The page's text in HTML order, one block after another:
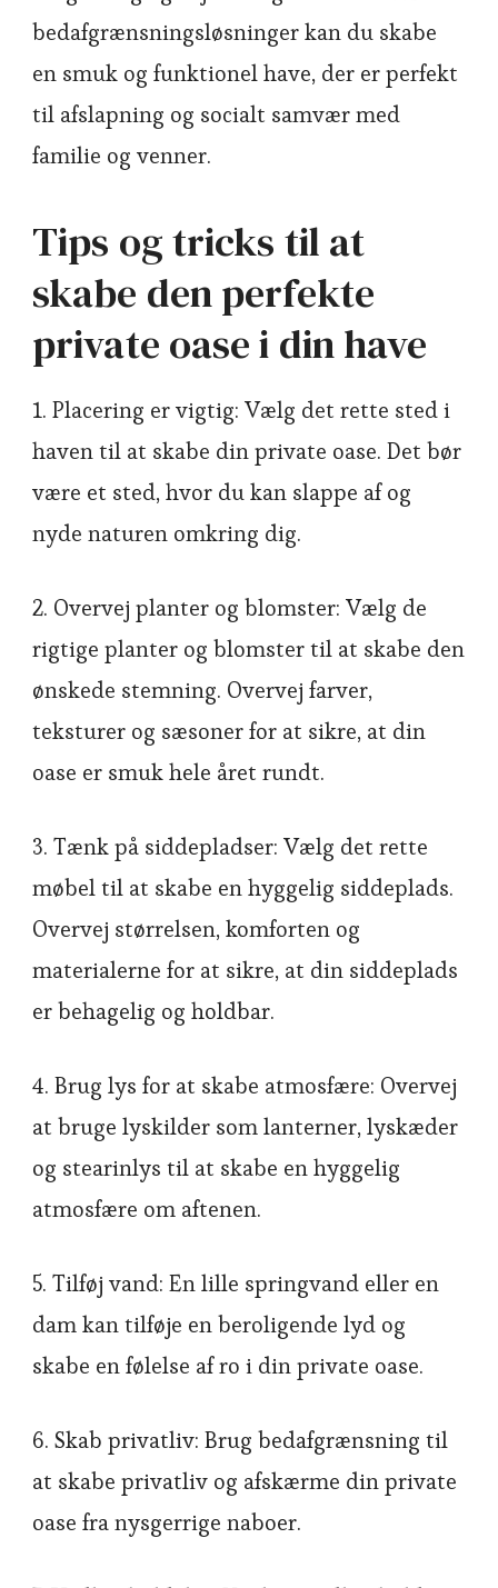
bedafgrænsningsløsninger kan du skabe
en smuk og funktionel have, der er perfekt
til afslapning og socialt samvær med
familie og venner.
Tips og tricks til at
skabe den perfekte
private oase i din have
1. Placering er vigtig: Vælg det rette sted i
haven til at skabe din private oase. Det bør
være et sted, hvor du kan slappe af og
nyde naturen omkring dig.
2. Overvej planter og blomster: Vælg de
rigtige planter og blomster til at skabe den
ønskede stemning. Overvej farver,
teksturer og sæsoner for at sikre, at din
oase er smuk hele året rundt.
3. Tænk på siddepladser: Vælg det rette
møbel til at skabe en hyggelig siddeplads.
Overvej størrelsen, komforten og
materialerne for at sikre, at din siddeplads
er behagelig og holdbar.
4. Brug lys for at skabe atmosfære: Overvej
at bruge lyskilder som lanterner, lyskæder
og stearinlys til at skabe en hyggelig
atmosfære om aftenen.
5. Tilføj vand: En lille springvand eller en
dam kan tilføje en beroligende lyd og
skabe en følelse af ro i din private oase.
6. Skab privatliv: Brug bedafgrænsning til
at skabe privatliv og afskærme din private
oase fra nysgerrige naboer.